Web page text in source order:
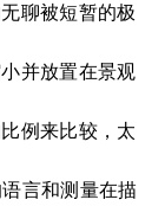
聊被短暂的极
并放置在景观
例来比较，太
言和测量在描